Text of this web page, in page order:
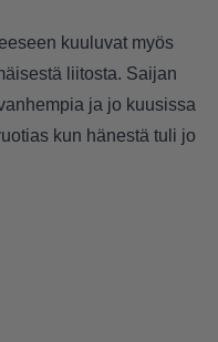
kuuluvat myös
liitosta. Saijan
ja jo kuusissa
kun hänestä tuli jo